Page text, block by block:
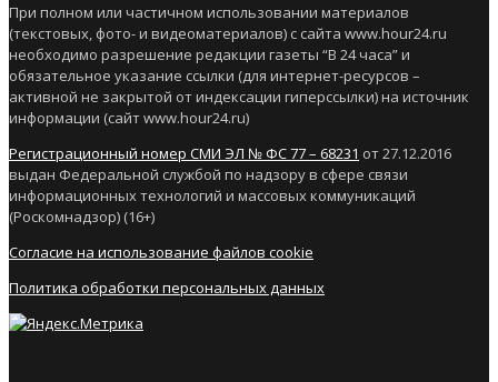
При полном или частичном использовании материалов
(текстовых, фото- и видеоматериалов) с сайта www.hour24.ru
необходимо разрешение редакции газеты “В 24 часа” и
обязательное указание ссылки (для интернет-ресурсов –
активной не закрытой от индексации гиперссылки) на источник
информации (сайт www.hour24.ru)
Регистрационный номер СМИ ЭЛ № ФС 77 – 68231 от 27.12.2016
выдан Федеральной службой по надзору в сфере связи
информационных технологий и массовых коммуникаций
(Роскомнадзор) (16+)
Согласие на использование файлов cookie
Политика обработки персональных данных